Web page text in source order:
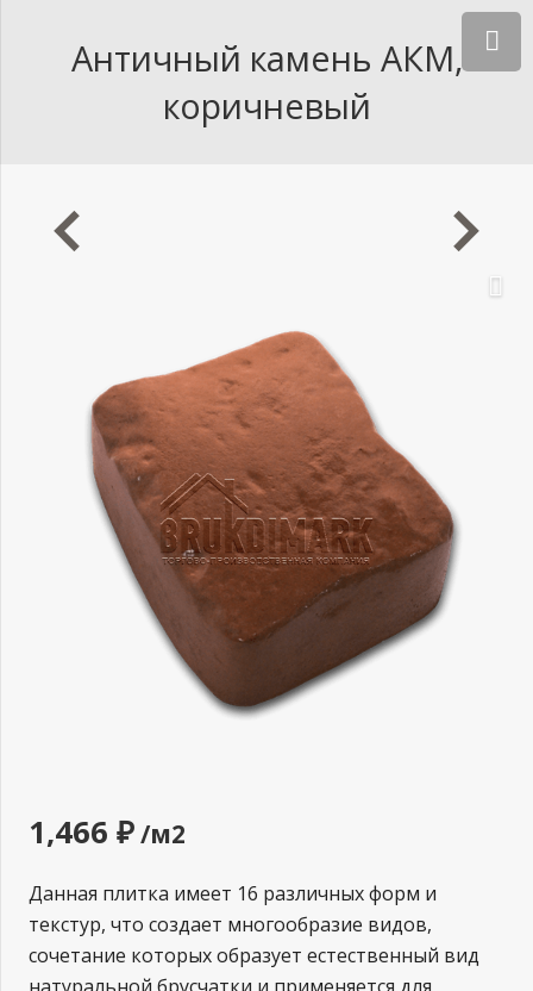
Античный камень АКМ,
коричневый
1,466 ₽/м2
Данная плитка имеет 16 различных форм и
текстур, что создает многообразие видов,
сочетание которых образует естественный вид